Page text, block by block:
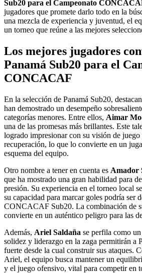
Sub20 para el Campeonato
jugadores que promete darlo todo en la
una mezcla de experiencia y juventud, el
un torneo que reúne a las mejores
Los mejores jugadores
Panamá Sub20 para el
CONCACAF
En la selección de Panamá Sub20,
han demostrado un desempeño
categorías menores. Entre ellos, Aimar
una de las promesas más brillantes. Este
logrado impresionar con su visión de juego
recuperación, lo que lo convierte en un
esquema del equipo.
Otro nombre a tener en cuenta es Amador
que ha mostrado una gran habilidad para
presión. Su experiencia en el torneo local
su capacidad para marcar goles podría ser
CONCACAF Sub20. La combinación de
convierte en un auténtico peligro para las
Además, Ariel Saldaña se perfila como
solidez y liderazgo en la zaga permitirán a
fuerte desde la cual construir sus ataques.
Ariel, el equipo busca mantener un
y el juego ofensivo, vital para competir en